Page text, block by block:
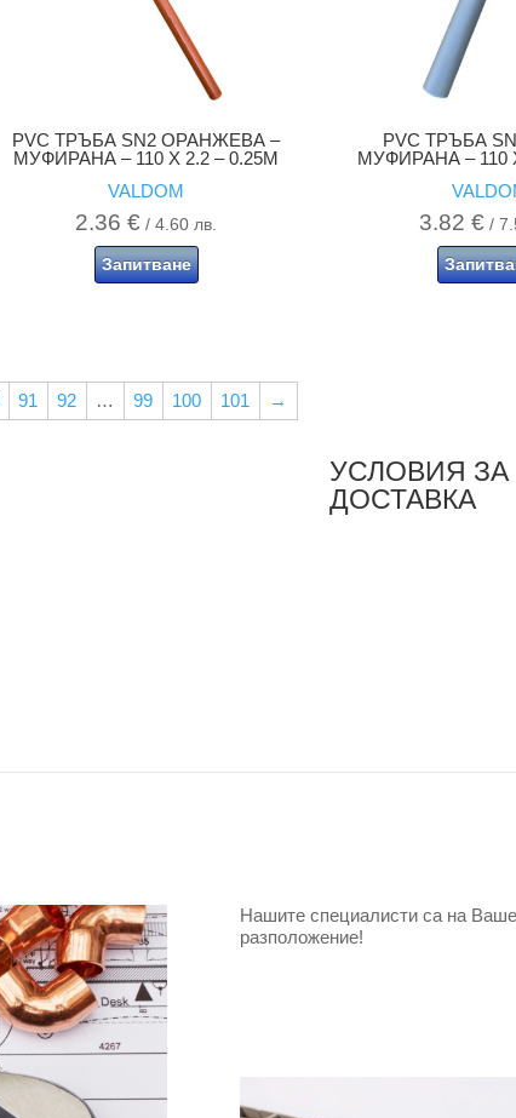
PVC ТРЪБА SN2 ОРАНЖЕВА –
МУФИРАНА – 110 X 2.2 – 0.25M
VALDOM
2.36€ / 4.60 лв.
Запитване
PVC ТРЪБА
МУФИРАНА – 110
3.82 € /
91 92 … 99 100 101 →
УСЛОВИЯ ЗА
ДОСТАВКА
Нашите специалисти са на Ваше
разположение!